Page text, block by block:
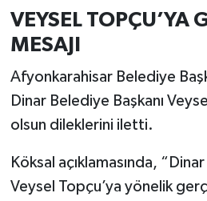
VEYSEL TOPÇU’YA
MESAJI
Afyonkarahisar Belediye
Dinar Belediye Başkanı
olsun dileklerini iletti.
Köksal açıklamasında,
Veysel Topçu’ya yönelik